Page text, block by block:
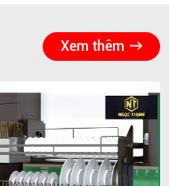
Xem thêm